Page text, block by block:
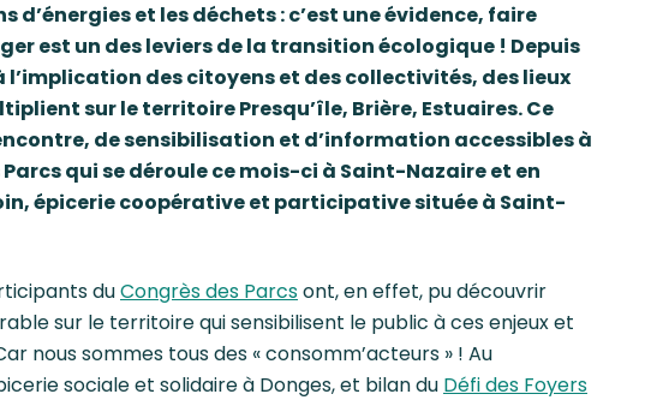
et les déchets : c’est une évidence, faire
est un des leviers de la transition écologique ! Depuis
l’implication des citoyens et des collectivités, des lieux
sur le territoire Presqu’île, Brière, Estuaires. Ce
de sensibilisation et d’information accessibles à
qui se déroule ce mois-ci à Saint-Nazaire et en
épicerie coopérative et participative située à Saint-
duCongrès des Parcsont, en effet, pu découvrir
sur le territoire qui sensibilisent le public à ces enjeux et
nous sommes tous des « consomm’acteurs » ! Au
sociale et solidaire à Donges, et bilan du Défi des Foyers